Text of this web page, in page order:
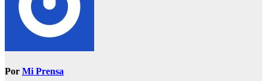
Por Mi Prensa